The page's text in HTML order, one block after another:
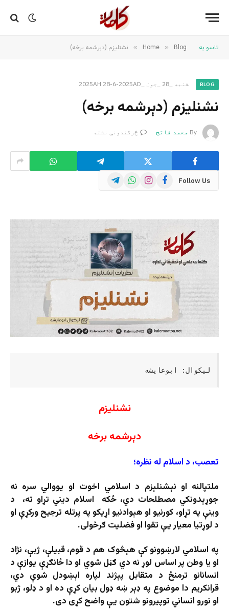
تاسو په Home » Blog
» نشنلیزم (دېرشمه برخه)
BLOG شنبه _28 _جون _2025AH 28-6-2025AD
نشنلیزم (دېرشمه برخه)
By محمد فاتح څرگندونې نشته
Follow Us
Facebook
Instagram
WhatsApp
Telegram
لیکوال: ابوعایشه
نشنلیزم
دېرشمه برخه
تعصب، د اسلام له نظره؛
ملتپالنه او نېشنلېزم د اسلامي اخوت او یووالي سره نه
جوړېدونکي مصطلحات دي، ځکه اسلام دیني تړاو ته، د
وینې په تړاو، کورنیو او هېوادنیو اړیکو په پرتله ترجیح ورکړې او
د لوړتیا معیار یې تقوا او فضلیت ګرځولی.
په اسلامي لارښوونو کې هېڅوک هم د قوم، قبیلې، ژبې، نژاد
او یا وطن پر اساس لوړ نه دي ګڼل شوي او دا ځانګړې یوازې د
انسانانو ترمنځ د متقابل پېژند لپاره اېښودل شوې دي،
قرانکریم دا موضوع په ډېر ښه ډول بیان کړې ده او د ډلو، ژبو
او نورو انساني توپیرونو شتون یې واضح کړی دی.